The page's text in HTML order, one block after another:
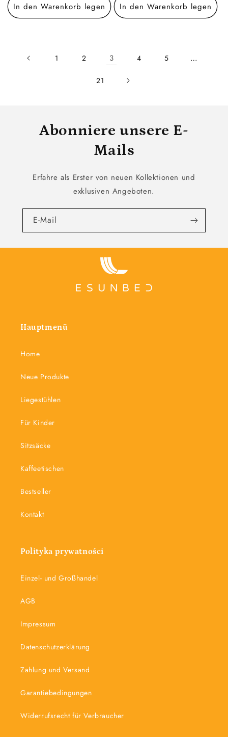
In den Warenkorb legen In den Warenkorb legen
1 2 3 4 5 …
21
Abonniere unsere E-
Mails
Erfahre als Erster von neuen Kollektionen und
exklusiven Angeboten.
E-Mail
Hauptmenü
Home
Neue Produkte
Liegestühlen
Für Kinder
Sitzsäcke
Kaffeetischen
Bestseller
Kontakt
Polityka prywatności
Einzel- und Großhandel
AGB
Impressum
Datenschutzerklärung
Zahlung und Versand
Garantiebedingungen
Widerrufsrecht für Verbraucher